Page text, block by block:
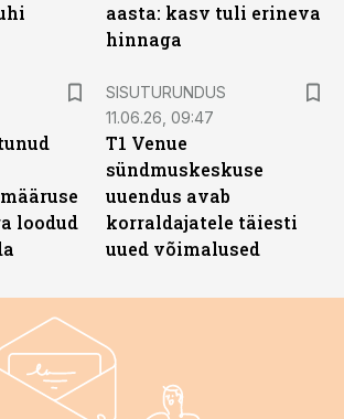
aasta: kasv tuli erineva
hinnaga
loodud
SISUTURUNDUS
11.06.26, 09:47
T1 Venue
sündmuskeskuse
uuendus avab
korraldajatele täiesti
uued võimalused